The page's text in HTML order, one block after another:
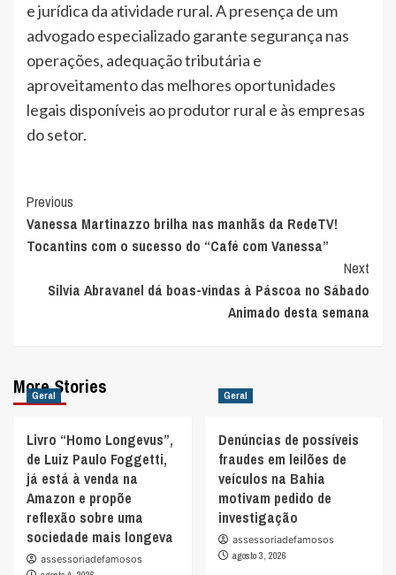
e jurídica da atividade rural. A presença de um
advogado especializado garante segurança nas
operações, adequação tributária e
aproveitamento das melhores oportunidades
legais disponíveis ao produtor rural e às empresas
do setor.
Post
Navigation
Previous
Vanessa Martinazzo brilha nas manhãs da RedeTV!
Tocantins com o sucesso do “Café com Vanessa”
Next
Silvia Abravanel dá boas-vindas à Páscoa no Sábado
Animado desta semana
More Stories
Geral
Livro “Homo Longevus”,
de Luiz Paulo Foggetti,
já está à venda na
Amazon e propõe
reflexão sobre uma
sociedade mais longeva
assessoriadefamosos
Geral
Denúncias de possíveis
fraudes em leilões de
veículos na Bahia
motivam pedido de
investigação
assessoriadefamosos
agosto 3, 2026